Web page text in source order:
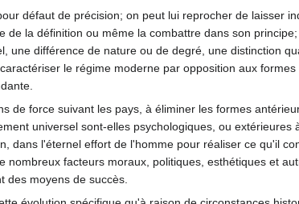
défaut de précision; on peut lui reprocher de laisser
la définition ou même la combattre dans son
une différence de nature ou de degré, une distinction
le régime moderne par opposition aux
de force suivant les pays, à éliminer les formes
universel sont-elles psychologiques, ou
dans l'éternel effort de l'homme pour réaliser ce qu'il
nombreux facteurs moraux, politiques, esthétiques et
des moyens de succès.